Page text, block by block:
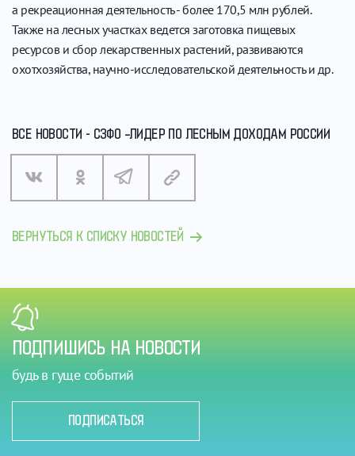
а рекреационная деятельность - более 170,5 млн рублей.
Также на лесных участках ведется заготовка пищевых
ресурсов и сбор лекарственных растений, развиваются
охотхозяйства, научно-исследовательской деятельность и др.
ВСЕ НОВОСТИ - СЗФО –ЛИДЕР ПО ЛЕСНЫМ ДОХОДАМ РОССИИ
ВЕРНУТЬСЯ К СПИСКУ НОВОСТЕЙ
ПОДПИШИСЬ НА НОВОСТИ
будь в гуще событий
ПОДПИСАТЬСЯ